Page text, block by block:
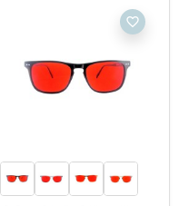
favorite_border